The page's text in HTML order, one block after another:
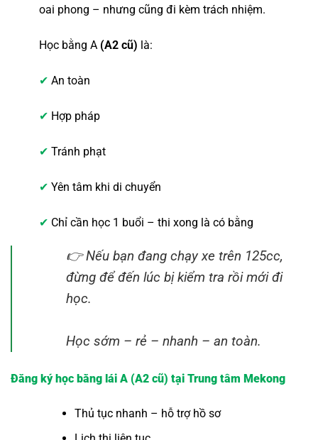
oai phong – nhưng cũng đi kèm trách nhiệm.
Học bằng A (A2 cũ) là:
✔ An toàn
✔ Hợp pháp
✔ Tránh phạt
✔ Yên tâm khi di chuyển
✔ Chỉ cần học 1 buổi – thi xong là có bằng
👉 Nếu bạn đang chạy xe trên 125cc,
đừng để đến lúc bị kiểm tra rồi mới đi
học.
Học sớm – rẻ – nhanh – an toàn.
Đăng ký học bằng lái A (A2 cũ) tại Trung tâm Mekong
Thủ tục nhanh – hỗ trợ hồ sơ